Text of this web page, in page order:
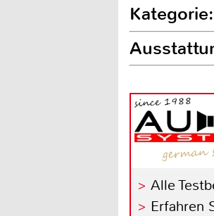
Alle
Erfahren